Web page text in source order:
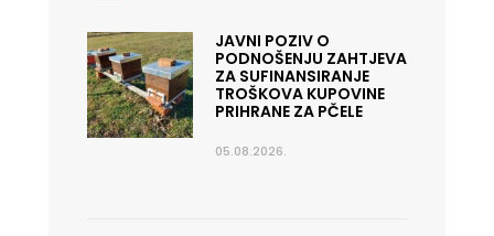
JAVNI POZIV O
PODNOŠENJU ZAHTJEVA
ZA SUFINANSIRANJE
TROŠKOVA KUPOVINE
PRIHRANE ZA PČELE
05.08.2026.